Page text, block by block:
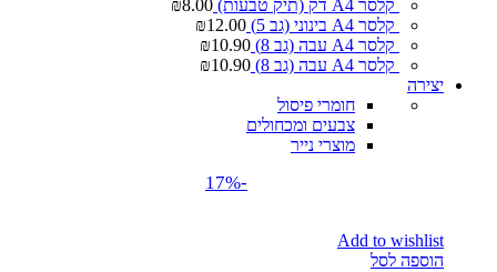
קלסר A4 דק (תיק טבעות) ₪8.00
קלסר A4 בינוני (גב 5)
₪12.00
קלסר A4 עבה (גב 8)
₪10.90
קלסר A4 עבה (גב 8)
₪10.90
יצירה
חומרי פיסול
צבעים ומכחולים
מוצרי נייר
-17%
Add to wishlist
הוספה לסל